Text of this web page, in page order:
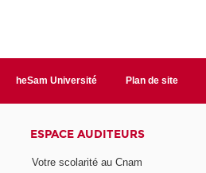
heSam Université Plan de site
ESPACE AUDITEURS
Votre scolarité au Cnam